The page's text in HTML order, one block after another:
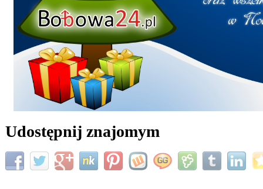
Udostępnij znajomym